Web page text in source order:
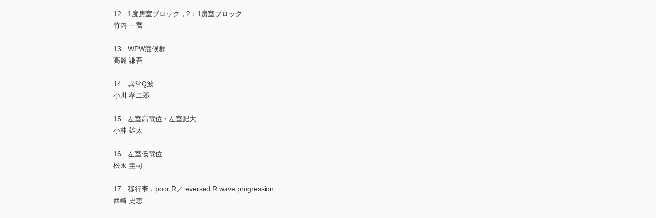
12 1度房室ブロック，2：1房室ブロック
竹内 一喬
13 WPW症候群
高麗 謙吾
14 異常Q波
小川 孝二郎
15 左室高電位・左室肥大
小林 雄太
16 左室低電位
松永 圭司
17 移行帯，poor R／reversed R wave progression
西崎 史恵